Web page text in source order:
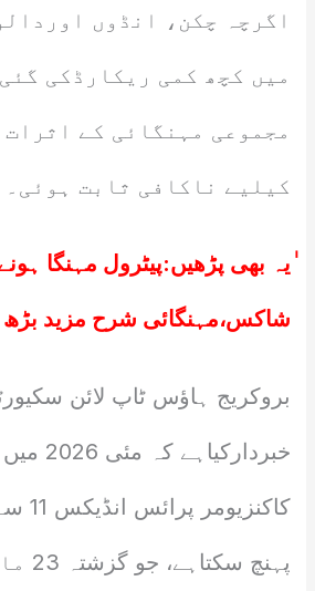
اگرچہ چکن، انڈوں
میں کچھ کمی ریکارڈکی
مجموعی مہنگائی کے
کیلیے ناکافی ثابت ہوئی۔
ٰیہ بھی پڑھیں:پیٹرول مہنگا
شاکس،مہنگائی شرح مزید
بروکریج ہاؤس ٹاپ لائن
پہنچ